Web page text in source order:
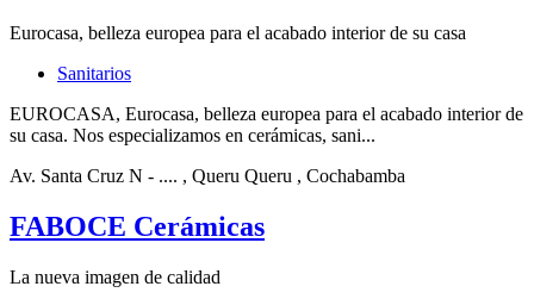
Eurocasa, belleza europea para el acabado interior de su casa
Sanitarios
EUROCASA, Eurocasa, belleza europea para el acabado interior de
su casa. Nos especializamos en cerámicas, sani...
Av. Santa Cruz N - .... , Queru Queru , Cochabamba
FABOCE Cerámicas
La nueva imagen de calidad